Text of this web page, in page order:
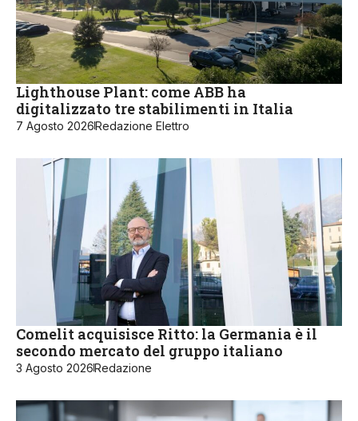
Lighthouse Plant: come ABB ha
digitalizzato tre stabilimenti in Italia
7 Agosto 2026Redazione Elettro
Comelit acquisisce Ritto: la Germania è il
secondo mercato del gruppo italiano
3 Agosto 2026Redazione